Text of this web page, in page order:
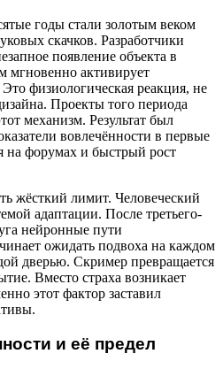
годы стали золотым веком
скачков. Разработчики
появление объекта в
мгновенно активирует
физиологическая реакция, не
Проекты того периода
механизм. Результат был
вовлечённости в первые
на форумах и быстрый рост
жёсткий лимит. Человеческий
адаптации. После третьего-
нейронные пути
ожидать подвоха на каждом
дверью. Скример превращается
Вместо страха возникает
этот фактор заставил
и её предел